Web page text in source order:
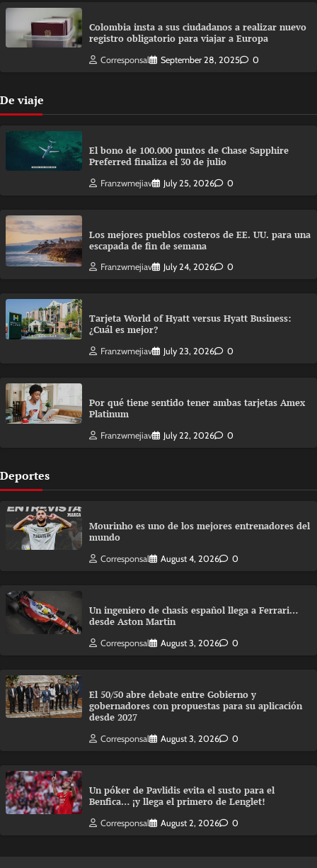
Colombia insta a sus ciudadanos a realizar nuevo
registro obligatorio para viajar a Europa
Corresponsal September 28, 2025 0
De viaje
El bono de 100.000 puntos de Chase Sapphire
Preferred finaliza el 30 de julio
Franzwmejiav July 25, 2026 0
Los mejores pueblos costeros de EE. UU. para una
escapada de fin de semana
Franzwmejiav July 24, 2026 0
Tarjeta World of Hyatt versus Hyatt Business:
¿Cuál es mejor?
Franzwmejiav July 23, 2026 0
Por qué tiene sentido tener ambas tarjetas Amex
Platinum
Franzwmejiav July 22, 2026 0
Deportes
Mourinho es uno de los mejores entrenadores del
mundo
Corresponsal August 4, 2026 0
Un ingeniero de chasis español llega a Ferrari…
desde Aston Martin
Corresponsal August 3, 2026 0
El 50/50 abre debate entre Gobierno y
gobernadores con propuestas para su aplicación
desde 2027
Corresponsal August 3, 2026 0
Un póker de Pavlidis evita el susto para el
Benfica… ¡y llega el primero de Lenglet!
Corresponsal August 2, 2026 0